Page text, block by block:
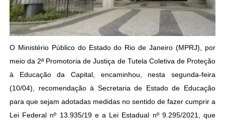
O Ministério Público do Estado do Rio de Janeiro (MPRJ), por
meio da 2ª Promotoria de Justiça de Tutela Coletiva de Proteção
à Educação da Capital, encaminhou, nesta segunda-feira
(10/04), recomendação à Secretaria de Estado de Educação
para que sejam adotadas medidas no sentido de fazer cumprir a
Lei Federal nº 13.935/19 e a Lei Estadual nº 9.295/2021, que